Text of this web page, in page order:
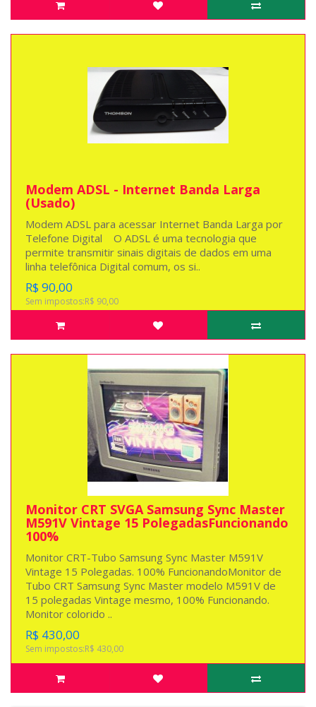
Modem ADSL - Internet Banda Larga
(Usado)
Modem ADSL para acessar Internet Banda Larga por
Telefone Digital O ADSL é uma tecnologia que
permite transmitir sinais digitais de dados em uma
linha telefônica Digital comum, os si..
R$ 90,00
Sem impostos:R$ 90,00
Monitor CRT SVGA Samsung Sync Master
M591V Vintage 15 PolegadasFuncionando
100%
Monitor CRT-Tubo Samsung Sync Master M591V
Vintage 15 Polegadas. 100% FuncionandoMonitor de
Tubo CRT Samsung Sync Master modelo M591V de
15 polegadas Vintage mesmo, 100% Funcionando.
Monitor colorido ..
R$ 430,00
Sem impostos:R$ 430,00